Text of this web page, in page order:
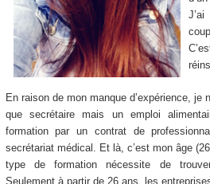
En raison de mon manque d’expérience, je
que secrétaire mais un emploi
formation par un contrat de
secrétariat médical. Et là, c’est mon âge
type de formation nécessite de
Seulement à partir de 26 ans, les